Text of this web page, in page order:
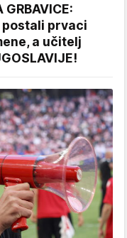
GRBAVICE:
postali prvaci
a učitelj